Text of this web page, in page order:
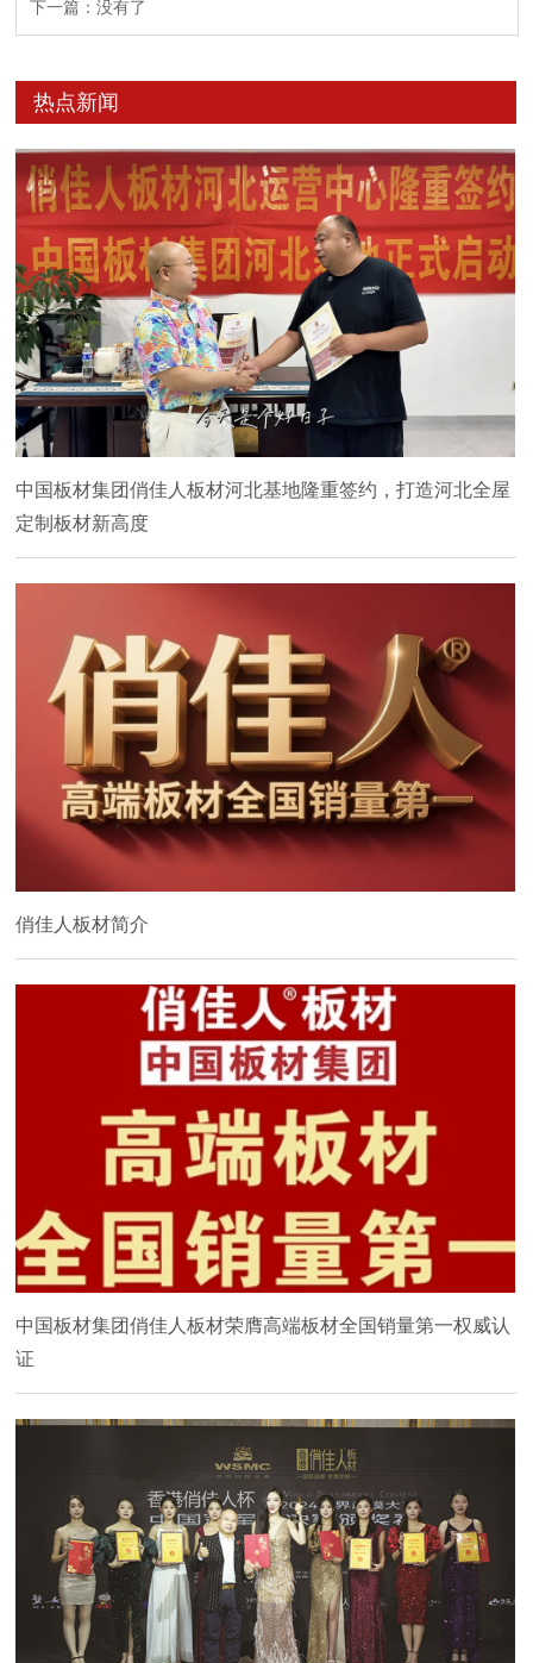
下一篇：没有了
热点新闻
中国板材集团俏佳人板材河北基地隆重签约，打造河北全屋
定制板材新高度
俏佳人板材简介
中国板材集团俏佳人板材荣膺高端板材全国销量第一权威认
证